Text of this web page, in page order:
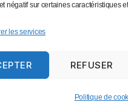
négatif sur certaines caractéristiques
les services
REFUSER
Politique de